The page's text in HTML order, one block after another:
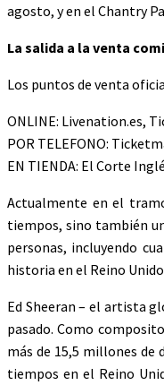
agosto, y en el Chantry
La salida a la venta
Los puntos de venta
ONLINE: Livenation.es,
POR TELEFONO:
EN TIENDA: El Corte
Actualmente en el
tiempos, sino también
personas, incluyendo
historia en el Reino
Ed Sheeran – el artista
pasado. Como
más de 15,5 millones de
tiempos en el Reino